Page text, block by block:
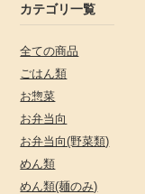
カテゴリ一覧
全ての商品
ごはん類
お惣菜
お弁当向
お弁当向(野菜類)
めん類
めん類(麺のみ)